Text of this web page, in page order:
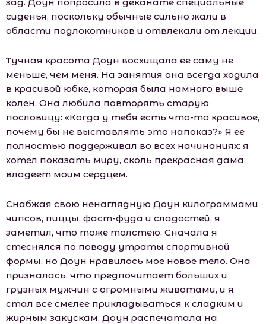
сиденья, поскольку обычные сильно жали в
области подлокотников и отвлекали от лекции.
Тучная красота Доун восхищала ее саму не
меньше, чем меня. На занятия она всегда ходила
в красивой юбке, которая была намного выше
колен. Она любила повторять старую
пословицу: «Когда у тебя есть что-то красивое,
почему бы не выставлять это напоказ?» Я ее
полностью поддерживал во всех начинаниях: я
хотел показать миру, сколь прекрасная дама
владеет моим сердцем.
Снабжая свою ненаглядную Доун килограммами
чипсов, пиццы, фаст-фуда и сладостей, я
заметил, что тоже толстею. Сначала я
стеснялся по поводу утраты спортивной
формы, но Доун нравилось мое новое тело. Она
призналась, что предпочитает больших и
грузных мужчин с огромными животами, и я
стал все смелее прикладываться к сладким и
жирным закускам. Доун распечатала на